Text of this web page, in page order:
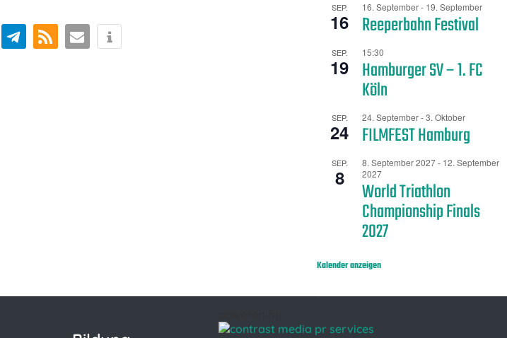
SEP.
16
16. September- 19. September
Reeperbahn Festival
SEP.
19
15:30
Hamburger SV – 1. FC
Köln
SEP.
24
24. September-3. Oktober
FILMFEST Hamburg
SEP.
8
8. September 2027- 12. September
2027
World Triathlon
Championship Finals
2027
Kalender anzeigen